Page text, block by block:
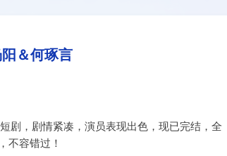
＆何琢言
剧，剧情紧凑，演员表现出色，现已完结，全
不容错过！